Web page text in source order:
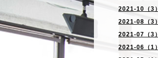
2021-10（3）
2021-08（3）
2021-07（3）
2021-06（1）